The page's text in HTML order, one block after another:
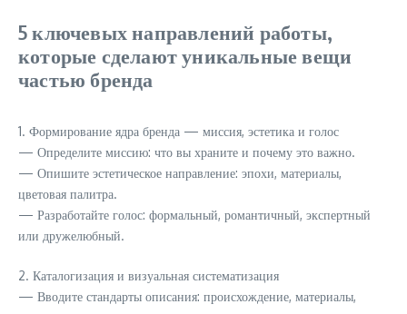
5 ключевых направлений работы,
которые сделают уникальные вещи
частью бренда
1. Формирование ядра бренда — миссия, эстетика и голос
— Определите миссию: что вы храните и почему это важно.
— Опишите эстетическое направление: эпохи, материалы,
цветовая палитра.
— Разработайте голос: формальный, романтичный, экспертный
или дружелюбный.
2. Каталогизация и визуальная систематизация
— Вводите стандарты описания: происхождение, материалы,